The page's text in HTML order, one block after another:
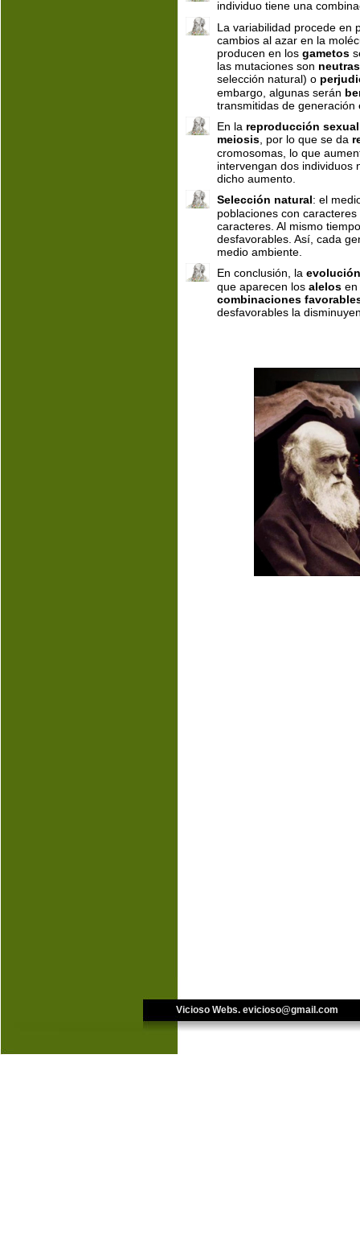
individuo tiene una
La variabilidad procede en
cambios al azar en la
producen en los gametos
las mutaciones son neutras
selección natural) o
embargo, algunas serán
transmitidas de generación
En la reproducción sexual
meiosis, por lo que se da
cromosomas, lo que
intervengan dos
dicho aumento.
Selección natural: el
poblaciones con
caracteres. Al mismo
desfavorables. Así, cada
medio ambiente.
En conclusión, la
que aparecen los alelos
combinaciones
desfavorables la
Vicioso Webs. evicioso@gmail.com